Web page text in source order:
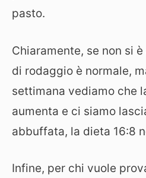
pasto.
Chiaramente, se non si
di rodaggio è normale,
settimana vediamo che
aumenta e ci siamo
abbuffata, la dieta 16:8
Infine, per chi vuole